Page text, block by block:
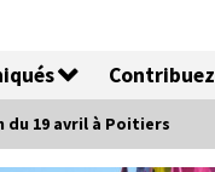
Contribuez
19 avril à Poitiers